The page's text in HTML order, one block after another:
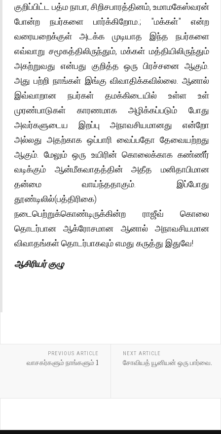
குறிப்பிட்ட பத்ம நாபா, சிறிசபாரத்தினம், உமாமகேஸ்வரன்
போன்ற நபர்களை பார்க்கிறோம.; "மக்கள்" என்ற
வரையறைக்குள் அடக்க முடியாத இந்த நபர்களை
எவ்வாறு சமூகத்திலிருந்தும், மக்கள் மத்தியிலிருந்தும்
அகற்றுவது என்பது குறித்த ஒரு பிரச்சனை ஆகும்.
அது பற்றி நாங்கள் இங்கு விவாதிக்கவில்லை. ஆனால்
இவ்வாறான நபர்கள் தமக்கிடையில் உள்ள உள்
முரண்பாடுகள் காரணமாக அழிக்கப்படும் போது
அவர்களுடைய இறப்பு அநாவசியமானது என்றோ
அல்லது அதற்காக ஒப்பாரி வைப்பதோ தேவையற்றது
ஆகும். மேலும் ஒரு உயிரின் கொலைக்காக கண்ணீர்
வடிக்கும் ஆன்மீகவாதத்தின் அதீத மனிதாபிமான
தன்மை வாய்ந்ததாகும். இப்போது
தூண்டிலில்(பத்திரிகை)
நடைபெற்றுக்கொண்டிருக்கின்ற ராஜீவ் கொலை
தொடர்பான ஆக்ரோசமான ஆனால் அநாவசியமான
விவாதங்கள் தொடர்பாகவும் எமது கருத்து இதுவே!
ஆசிரியர் குழு
PREVIOUS ARTICLE
வாசகர்களும் நாங்களும் 1
NEXT ARTICLE
சோவியத் யூனியன் ஒரு பார்வை.